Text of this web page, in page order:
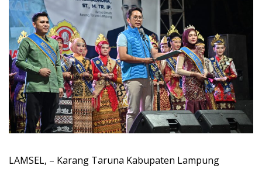
LAMSEL, – Karang Taruna Kabupaten Lampung